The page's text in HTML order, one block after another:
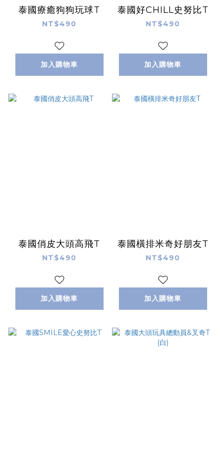
泰國療癒狗狗玩球T
NT$490
加入購物車
泰國好CHILL史努比T
NT$490
加入購物車
泰國俏皮大頭高飛T
NT$490
加入購物車
泰國橫排米奇好朋友T
NT$490
加入購物車